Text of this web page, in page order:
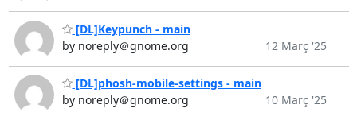
[DL]Keypunch - main
by noreply＠gnome.org
12 Març '25
[DL]phosh-mobile-settings - main
by noreply＠gnome.org
10 Març '25